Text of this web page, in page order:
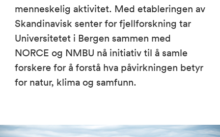
menneskelig aktivitet. Med etableringen av
Skandinavisk senter for fjellforskning tar
Universitetet i Bergen sammen med
NORCE og NMBU nå initiativ til å samle
forskere for å forstå hva påvirkningen betyr
for natur, klima og samfunn.